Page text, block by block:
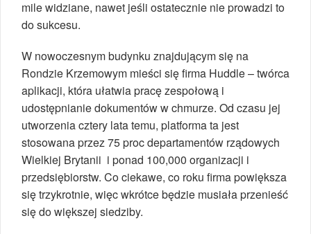
mile widziane, nawet jeśli ostatecznie nie prowadzi to
do sukcesu.
W nowoczesnym budynku znajdującym się na
Rondzie Krzemowym mieści się firma Huddle – twórca
aplikacji, która ułatwia pracę zespołową i
udostępnianie dokumentów w chmurze. Od czasu jej
utworzenia cztery lata temu, platforma ta jest
stosowana przez 75 proc departamentów rządowych
Wielkiej Brytanii i ponad 100,000 organizacji i
przedsiębiorstw. Co ciekawe, co roku firma powiększa
się trzykrotnie, więc wkrótce będzie musiała przenieść
się do większej siedziby.